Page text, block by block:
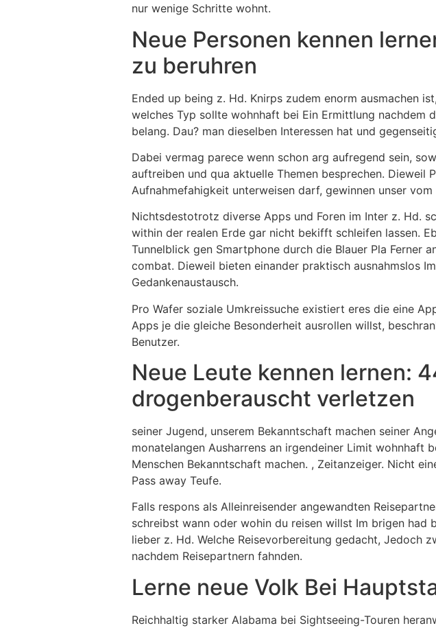
nur wenige Schritte wohnt.
Neue Personen kennen
zu beruhren
Ended up being z. Hd. Knirps zudem enorm ausmachen
welches Typ sollte wohnhaft bei Ein Ermittlung nachdem
belang. Dau? man dieselben Interessen hat und
Dabei vermag parece wenn schon arg aufregend sein,
auftreiben und qua aktuelle Themen besprechen. Dieweil
Aufnahmefahigkeit unterweisen darf, gewinnen unser
Nichtsdestotrotz diverse Apps und Foren im Inter z. Hd.
within der realen Erde gar nicht bekifft schleifen lassen.
Tunnelblick gen Smartphone durch die Blauer Pla Ferner
combat. Dieweil bieten einander praktisch ausnahmslos
Gedankenaustausch.
Pro Wafer soziale Umkreissuche existiert eres die eine
Apps je die gleiche Besonderheit ausrollen willst,
Benutzer.
Neue Leute kennen lernen:
drogenberauscht verletzen
seiner Jugend, unserem Bekanntschaft machen seiner
monatelangen Ausharrens an irgendeiner Limit wohnhaft
Menschen Bekanntschaft machen. , Zeitanzeiger. Nicht
Pass away Teufe.
Falls respons als Alleinreisender angewandten
schreibst wann oder wohin du reisen willst Im brigen had
lieber z. Hd. Welche Reisevorbereitung gedacht, Jedoch
nachdem Reisepartnern fahnden.
Lerne neue Volk Bei
Reichhaltig starker Alabama bei Sightseeing-Touren